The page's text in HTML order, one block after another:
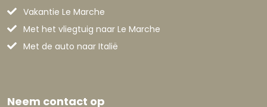
Vakantie Le Marche
Met het vliegtuig naar Le Marche
Met de auto naar Italië
Neem contact op